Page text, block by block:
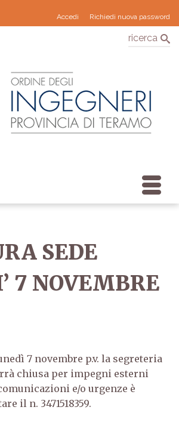
Accedi Richiedi nuova password
ricerca
SEDE
7 NOVEMBRE
7 novembre p.v. la segreteria
chiusa per impegni esterni
e/o urgenze è
il n. 3471518359.